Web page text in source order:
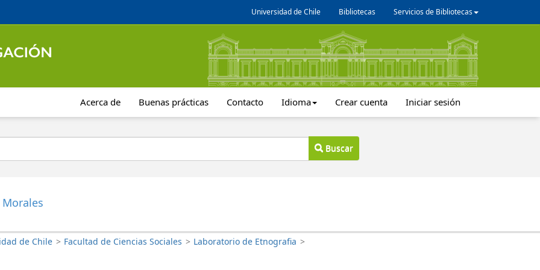
Universidad de Chile Bibliotecas Servicios de Bibliotecas
Acerca de Buenas prácticas Contacto Idioma Crear cuenta Iniciar sesión
Buscar
de Chile > Facultad de Ciencias Sociales > Laboratorio de Etnografia >